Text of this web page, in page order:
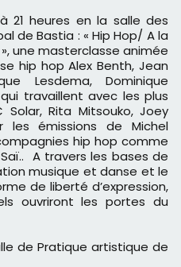
21 heures en la salle des
de Bastia : « Hip Hop/ A la
une masterclasse animée
hip hop Alex Benth, Jean
Lesdema, Dominique
travaillent avec les plus
Rita Mitsouko, Joey
les émissions de Michel
hip hop comme
A travers les bases de
musique et danse et le
de liberté d’expression,
ouvriront les portes du
de Pratique artistique de